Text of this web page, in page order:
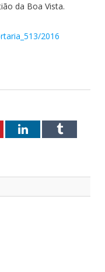
da Boa Vista.
2016
LinkedInTumblr